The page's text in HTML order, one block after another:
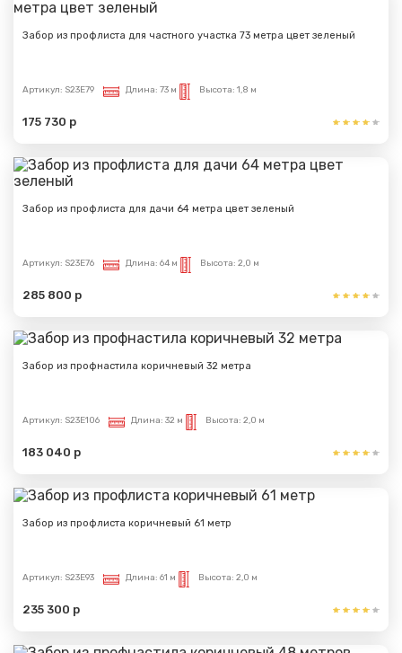
Забор из профлиста для частного участка 73 метра цвет зеленый
Артикул: S23E79 Длина: 73 м Высота: 1,8 м
175 730 р
Забор из профлиста для дачи 64 метра цвет зеленый
Артикул: S23E76 Длина: 64 м Высота: 2,0 м
285 800 р
Забор из профнастила коричневый 32 метра
Артикул: S23E106 Длина: 32 м Высота: 2,0 м
183 040 р
Забор из профлиста коричневый 61 метр
Артикул: S23E93 Длина: 61 м Высота: 2,0 м
235 300 р